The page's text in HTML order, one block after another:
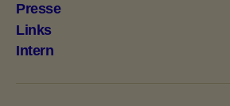
Presse
Links
Intern